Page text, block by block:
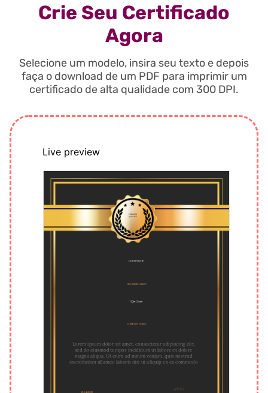
Crie Seu Certificado
Agora
Selecione um modelo, insira seu texto e depois
faça o download de um PDF para imprimir um
certificado de alta qualidade com 300 DPI.